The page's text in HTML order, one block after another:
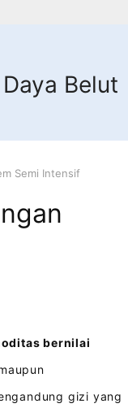
Belut
Semi Intensif
bernilai
gizi yang